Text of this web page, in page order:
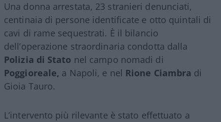
Una donna arrestata, 23 stranieri denunciati,
centinaia di persone identificate e otto quintali di
cavi di rame sequestrati. È il bilancio
dell’operazione straordinaria condotta dalla
Polizia di Stato nel campo nomadi di
Poggioreale, a Napoli, e nel Rione Ciambra di
Gioia Tauro.
L’intervento più rilevante è stato effettuato a